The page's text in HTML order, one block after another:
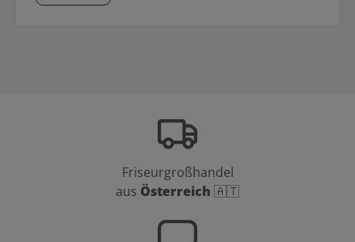
Friseurgroßhandel
aus Österreich 🇦🇹